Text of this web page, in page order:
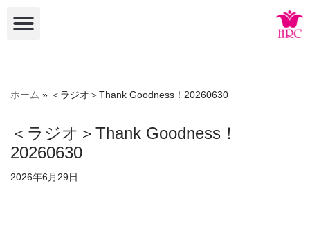
ツ
ス
キ
ホーム » ＜ラジオ＞Thank Goodness！20260630
＜ラジオ＞Thank Goodness！
20260630
2026年6月29日